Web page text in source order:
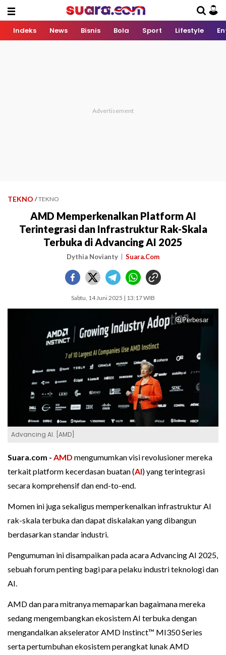
Indeks News Bisnis Bola Sport Lifestyle
TEKNO / TEKNO
AMD Memperkenalkan Platform AI
Terintegrasi dan Infrastruktur Rak-Skala
Terbuka di Advancing AI 2025
Dythia Novianty Suara.Com
Sabtu, 14 Juni 2025 | 13:17 WIB
Perbesar
Advancing AI. [AMD]
Suara.com - AMD mengumumkan visi revolusioner mereka
terkait platform kecerdasan buatan (AI) yang terintegrasi
secara komprehensif dan end-to-end.
Momen ini juga sekaligus memperkenalkan infrastruktur AI
rak-skala terbuka dan dapat diskalakan yang dibangun
berdasarkan standar industri.
Pengumuman ini disampaikan pada acara Advancing AI 2025,
sebuah forum penting bagi para pelaku industri teknologi dan
AI.
AMD dan para mitranya memaparkan bagaimana mereka
sedang mengembangkan ekosistem AI terbuka dengan
mengandalkan akselerator AMD Instinct™ MI350 Series
serta pertumbuhan ekosistem perangkat lunak AMD